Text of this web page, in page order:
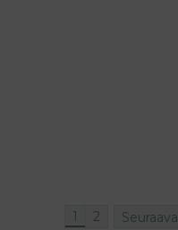
1 2 Seuraava